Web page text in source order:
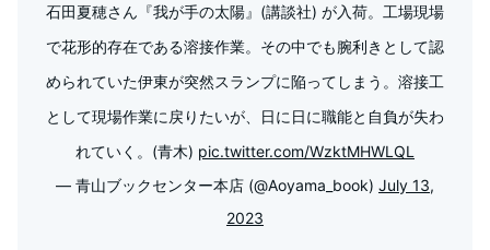
石田夏穂さん『我が手の太陽』(講談社) が入荷。工場現場
で花形的存在である溶接作業。その中でも腕利きとして認
められていた伊東が突然スランプに陥ってしまう。溶接工
として現場作業に戻りたいが、日に日に職能と自負が失わ
れていく。(青木) pic.twitter.com/WzktMHWLQL
— 青山ブックセンター本店 (@Aoyama_book) July 13,
2023